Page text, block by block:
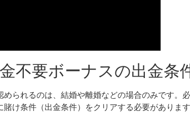
不要ボーナスの出金条
られるのは、結婚や離婚などの場合のみです。
け条件（出金条件）をクリアする必要がありま